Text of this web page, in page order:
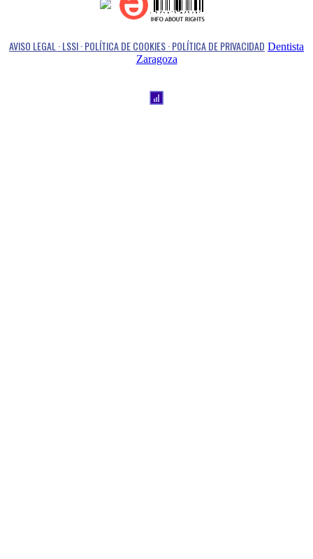
AVISO LEGAL · LSSI · POLÍTICA DE COOKIES · POLÍTICA DE PRIVACIDAD Dentista
Zaragoza